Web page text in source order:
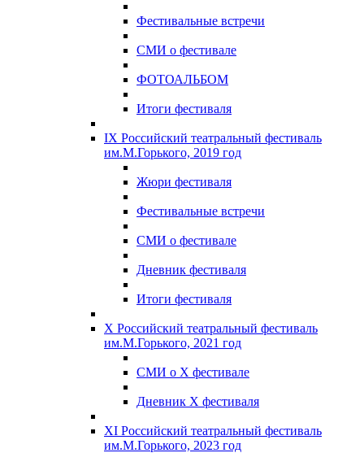
Фестивальные встречи
СМИ о фестивале
ФОТОАЛЬБОМ
Итоги фестиваля
IX Российский театральный фестиваль
им.М.Горького, 2019 год
Жюри фестиваля
Фестивальные встречи
СМИ о фестивале
Дневник фестиваля
Итоги фестиваля
X Российский театральный фестиваль
им.М.Горького, 2021 год
СМИ о X фестивале
Дневник X фестиваля
XI Российский театральный фестиваль
им.М.Горького, 2023 год